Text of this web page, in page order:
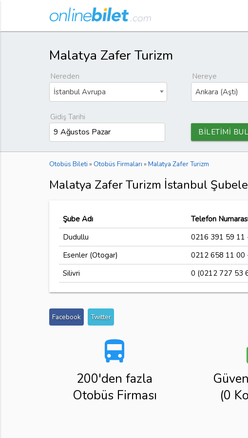
Malatya Zafer Turizm
Nereden
İstanbul Avrupa
Nereye
Ankara (Aşti)
Gidiş Tarihi
BİLETİMİ BUL
Otobüs Bileti » Otobüs Firmaları » Malatya Zafer Turizm
Malatya Zafer Turizm İstanbul
Şube Adı
Telefon
Dudullu
0216 391 59 11
Esenler (Otogar)
0212 658 11 00
Silivri
0 (0212 727 53
Facebook Twitter
directions_bus
200'den fazla
Otobüs Firması
(0